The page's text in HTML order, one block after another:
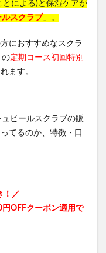
による)と保湿ケアが
スクラブ 」。
におすすめなスクラ
の定期コース初回特別
ます。
ピールスクラブの販
てるのか、特徴・口
！／
OFFクーポン適用で